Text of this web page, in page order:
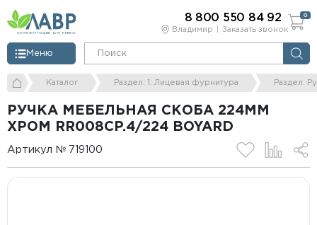
Владимир Заказать звонок
Меню
8 800 550 84 92 0
Каталог Раздел: 1. Лицевая фурнитура Раздел:
РУЧКА МЕБЕЛЬНАЯ СКОБА 224ММ
ХРОМ RR008CP.4/224 BOYARD
Артикул № 719100